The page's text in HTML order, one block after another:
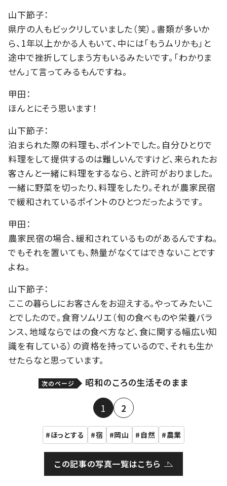
山下節子：
県庁の人もビックリしていました（笑）。書類が多いか
ら、1年以上かかる人もいて、中には「もうムリかも」と
途中で挫折してしまう方もいるみたいです。「わかりま
せん」て言ってみるもんですね。
甲田：
ほんとにそう思います！
山下節子：
泊まられた際の料理も、ポイントでした。自分ひとりで
料理をして提供するのは難しいんですけど、来られたお
客さんと一緒に料理をするなら、と許可がおりました。
一緒に野菜を切ったり、料理をしたり。それが農家民宿
で緩和されているポイントのひとつだったようです。
甲田：
農家民宿の場合、緩和されているものがあるんですね。
でもそれを置いても、熱量がなくてはできないことです
よね。
山下節子：
ここの暮らしにお客さんをお迎えする。やってみたいこ
とでしたので。食育ソムリエ（旬の食べものや栄養バラ
ンス、地域ならではの食べ方など、食に関する幅広い知
識を有している）の資格を持っているので、それも生か
せたらなと思っています。
次のページ 昭和のころの生活そのまま
1 2
ほっとする 宿 岡山 自然 農業
この記事の写真一覧はこちら